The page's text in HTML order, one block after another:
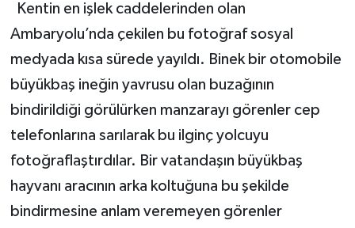
Kentin en işlek caddelerinden olan
Ambaryolu’nda çekilen bu fotoğraf sosyal
medyada kısa sürede yayıldı. Binek bir otomobile
büyükbaş ineğin yavrusu olan buzağının
bindirildiği görülürken manzarayı görenler cep
telefonlarına sarılarak bu ilginç yolcuyu
fotoğraflaştırdılar. Bir vatandaşın büyükbaş
hayvanı aracının arka koltuğuna bu şekilde
bindirmesine anlam veremeyen görenler